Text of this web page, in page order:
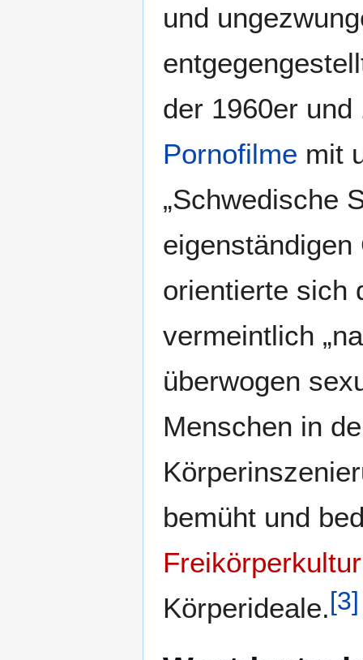
und
der 1960er
Pornofilme mit
„Schwedische
orientierte sich
vermeintlich
überwogen
Menschen in
bemüht und
Freikörperkultur
Körperideale.[3]